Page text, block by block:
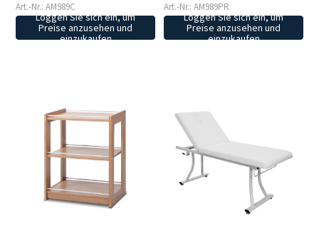
Art.-Nr.: AM989C
Loggen Sie sich ein, um
Preise anzusehen und
einzukaufen
Art.-Nr.: AM989PR
Loggen Sie sich ein, um
Preise anzusehen und
einzukaufen